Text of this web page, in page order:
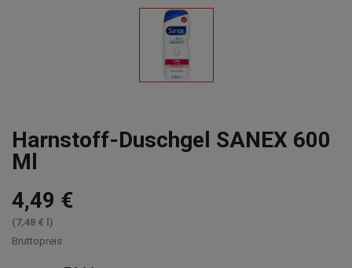
Harnstoff-Duschgel SANEX 600
Ml
4,49 €
(7,48 € l)
Bruttopreis